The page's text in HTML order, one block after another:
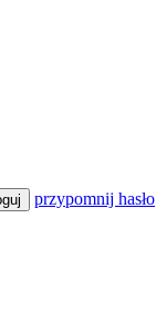
przypomnij hasło